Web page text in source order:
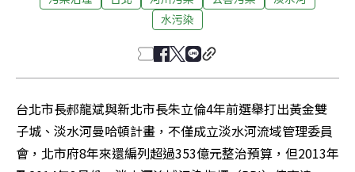
水污染
台北市長郝龍斌與新北市長朱立倫4年前選舉打出黃金雙
子城、淡水河曼哈頓計畫，不僅成立淡水河流域管理委員
會，北市府8年來還編列超過353億元整治預算，但2013年